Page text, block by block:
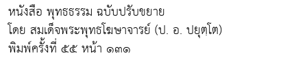
หนังสือ พุทธธรรม ฉบับปรับขยาย
โดย สมเด็จพระพุทธโฆษาจารย์ (ป. อ. ปยุตฺโต)
พิมพ์ครั้งที่ ๕๕ หน้า ๑๓๑